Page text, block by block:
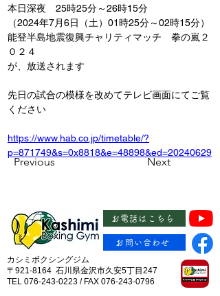
本日深夜　25時25分～26時15分
（2024年7月6日（土）01時25分～02時15分）
能登半島地震復興チャリティマッチ　拳の嵐２
０２４
が、放送されます
先日の試合の模様を改めてテレビ画面にてご覧
ください
https://www.hab.co.jp/timetable/?
p=871749&s=0x8818&e=48898&ed=20240629
Previous Next
お電話はこちら
お問い合わせ
カシミボクシングジム
〒921-8164 石川県金沢市久安5丁目247
TEL 076-243-0223 / FAX 076-243-0796